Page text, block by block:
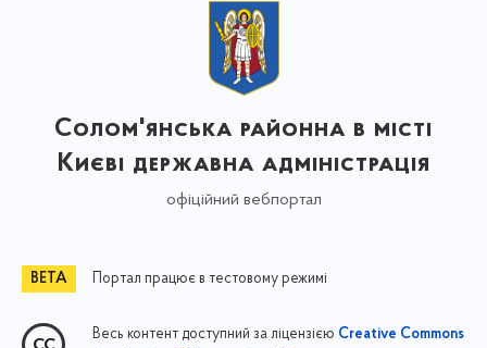
Солом'янська районна в місті
Києві державна адміністрація
офіційний вебпортал
Портал працює в тестовому режимі
Весь контент доступний за ліцензією Creative Commons